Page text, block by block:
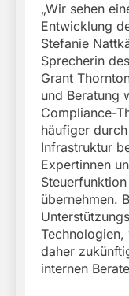
„Wir sehen
Entwicklung
Stefanie
Sprecherin
Grant
und Beratung
Compliance-
häufiger
Infrastruktur
Expertinnen
übernehmen.
daher
internen